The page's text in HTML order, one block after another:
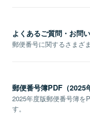
よくあるご質問・お問
郵便番号に関するさまざ
郵便番号簿PDF（2025
2025年度版郵便番号簿を
す。